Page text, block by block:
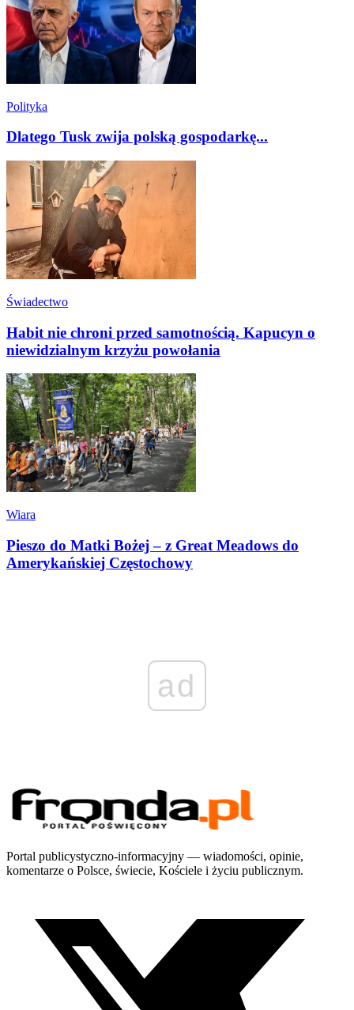
Polityka
Dlatego Tusk zwija polską gospodarkę...
Świadectwo
Habit nie chroni przed samotnością. Kapucyn o
niewidzialnym krzyżu powołania
Wiara
Pieszo do Matki Bożej – z Great Meadows do
Amerykańskiej Częstochowy
ad
Portal publicystyczno-informacyjny — wiadomości, opinie,
komentarze o Polsce, świecie, Kościele i życiu publicznym.